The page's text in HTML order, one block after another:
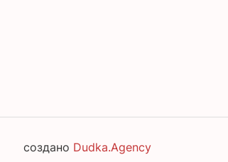
создано Dudka.Agency